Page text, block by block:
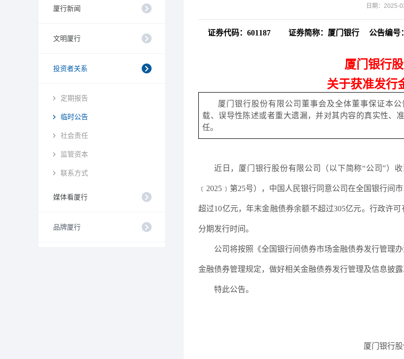
厦行新闻
文明厦行
投资者关系
定期报告
临时公告
社会责任
监管资本
联系方式
媒体看厦行
品牌厦行
日期：2025-
证券代码： 601187 证券简称：厦门银行 公告编号：
厦门银行
关于获准发行
厦门银行股份有限公司董事会及全体董事保证本
载、误导性陈述或者重大遗漏，并对其内容的真实性、
任。
近日，厦门银行股份有限公司（以下简称“公司”）
﹝2025﹞第25号），中国人民银行同意公司在全国银行间
超过10亿元，年末金融债券余额不超过305亿元。行政许
分期发行时间。
公司将按照《全国银行间债券市场金融债券发行管理
金融债券管理规定，做好相关金融债券发行管理及信息披露
特此公告。
厦门银行